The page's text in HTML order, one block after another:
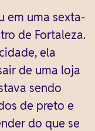
em uma sexta-
de Fortaleza.
ela
de uma loja
sendo
de preto e
do que se